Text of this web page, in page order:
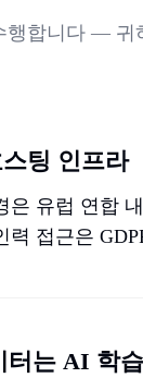
합니다 —
팅 인프라
유럽 연합
접근은
는 AI 학